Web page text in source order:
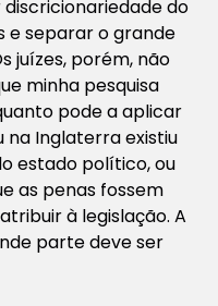
do
e separar o grande
juízes, porém, não
minha pesquisa
pode a aplicar
na Inglaterra existiu
estado político, ou
as penas fossem
à legislação. A
parte deve ser